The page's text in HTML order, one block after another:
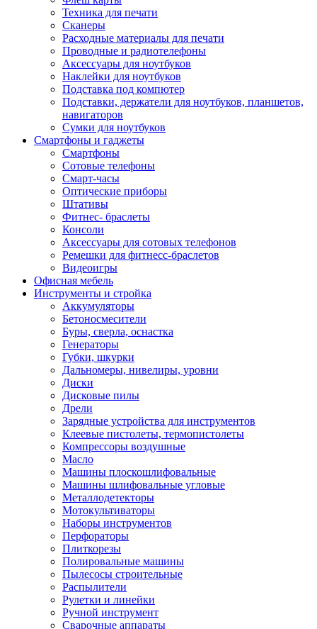
Техника для печати
Сканеры
Расходные материалы для печати
Проводные и радиотелефоны
Аксессуары для ноутбуков
Наклейки для ноутбуков
Подставка под компютер
Подставки, держатели для ноутбуков, планшетов,
навигаторов
Сумки для ноутбуков
Смартфоны и гаджеты
Смартфоны
Сотовые телефоны
Смарт-часы
Оптические приборы
Штативы
Фитнес- браслеты
Консоли
Аксессуары для сотовых телефонов
Ремешки для фитнесс-браслетов
Видеоигры
Офисная мебель
Инструменты и стройка
Аккумуляторы
Бетоносмесители
Буры, сверла, оснастка
Генераторы
Губки, шкурки
Дальномеры, нивелиры, уровни
Диски
Дисковые пилы
Дрели
Зарядные устройства для инструментов
Клеевые пистолеты, термопистолеты
Компрессоры воздушные
Масло
Машины плоскошлифовальные
Машины шлифовальные угловые
Металлодетекторы
Мотокультиваторы
Наборы инструментов
Перфораторы
Плиткорезы
Полировальные машины
Пылесосы строительные
Распылители
Рулетки и линейки
Ручной инструмент
Сварочные аппараты